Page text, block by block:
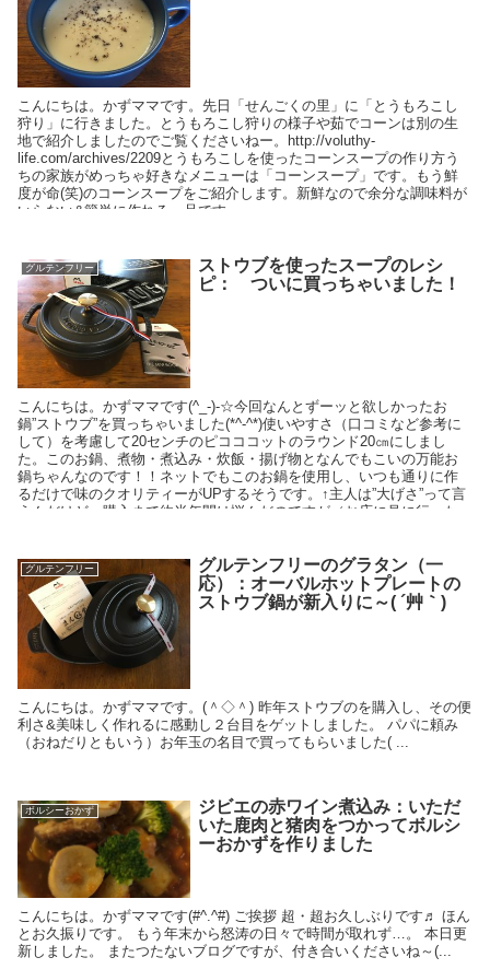
こんにちは。かずママです。先日「せんごくの里」に「とうもろこし
狩り」に行きました。とうもろこし狩りの様子や茹でコーンは別の生
地で紹介しましたのでご覧くださいねー。http://voluthy-
life.com/archives/2209とうもろこしを使ったコーンスープの作り方う
ちの家族がめっちゃ好きなメニューは「コーンスープ」です。もう鮮
度が命(笑)のコーンスープをご紹介します。新鮮なので余分な調味料が
いらない&簡単に作れる一品です
グルテンフリー
ストウブを使ったスープのレシ
ピ： ついに買っちゃいました！
こんにちは。かずママです(^_-)-☆今回なんとずーッと欲しかったお
鍋”ストウブ”を買っちゃいました(*^-^*)使いやすさ（口コミなど参考に
して）を考慮して20センチのピコココットのラウンド20㎝にしまし
た。このお鍋、煮物・煮込み・炊飯・揚げ物となんでもこいの万能お
鍋ちゃんなのです！！ネットでもこのお鍋を使用し、いつも通りに作
るだけで味のクオリティーがUPするそうです。↑主人は”大げさ”って言
うんだけど～購入まで約半年間は悩んだのですが（お店に見に行った
なのですが(笑)
グルテンフリー
グルテンフリーのグラタン（一
応）：オーバルホットプレートの
ストウブ鍋が新入りに～( ´艸｀)
こんにちは。かずママです。(＾◇＾) 昨年ストウブのを購入し、その便
利さ&美味しく作れるに感動し２台目をゲットしました。 パパに頼み
（おねだりともいう）お年玉の名目で買ってもらいました( ...
ボルシーおかず
ジビエの赤ワイン煮込み：いただ
いた鹿肉と猪肉をつかってボルシ
ーおかずを作りました
こんにちは。かずママです(#^.^#) ご挨拶 超・超お久しぶりです♬ ほん
とお久振りです。 もう年末から怒涛の日々で時間が取れず…。 本日更
新しました。 またつたないブログですが、付き合いくださいね～(...